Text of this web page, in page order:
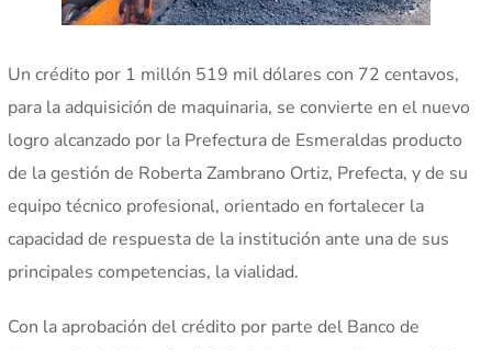
Un crédito por 1 millón 519 mil dólares con 72 centavos,
para la adquisición de maquinaria, se convierte en el nuevo
logro alcanzado por la Prefectura de Esmeraldas producto
de la gestión de Roberta Zambrano Ortiz, Prefecta, y de su
equipo técnico profesional, orientado en fortalecer la
capacidad de respuesta de la institución ante una de sus
principales competencias, la vialidad.
Con la aprobación del crédito por parte del Banco de